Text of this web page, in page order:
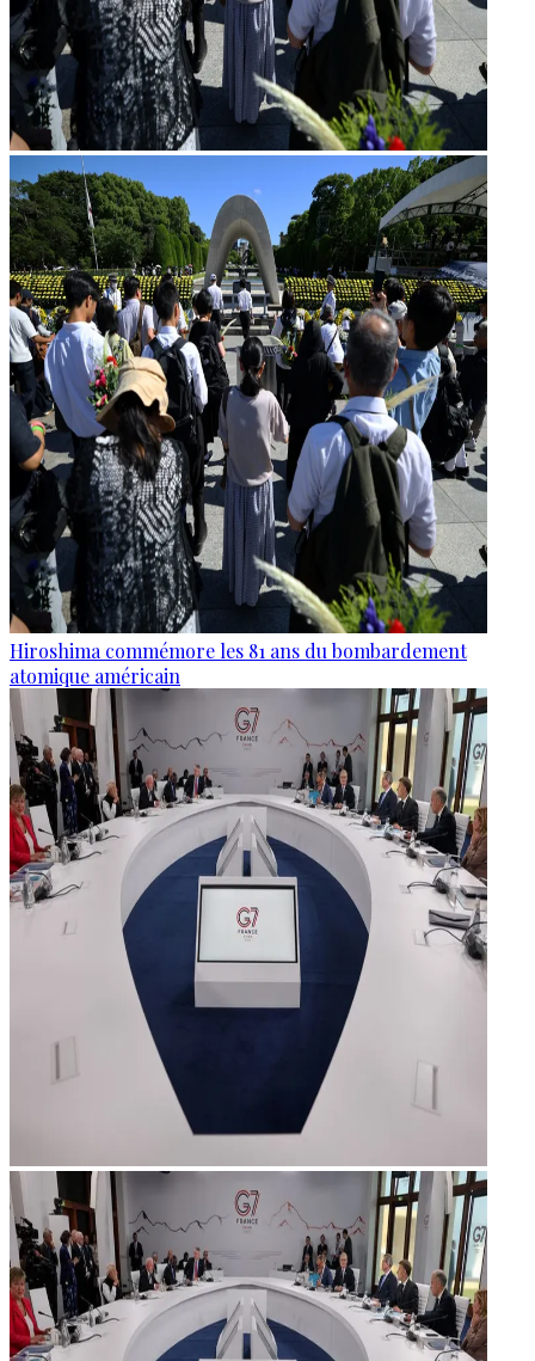
Hiroshima commémore les 81 ans du bombardement
atomique américain